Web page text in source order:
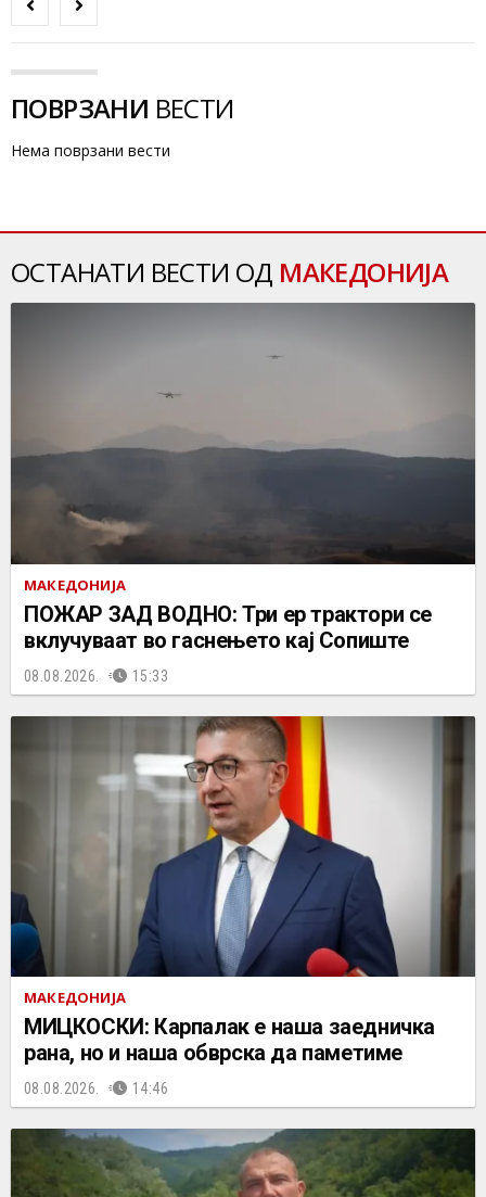
ПОВРЗАНИ ВЕСТИ
Нема поврзани вести
ОСТАНАТИ ВЕСТИ ОД МАКЕДОНИЈА
МАКЕДОНИЈА
ПОЖАР ЗАД ВОДНО: Три ер трактори се
вклучуваат во гаснењето кај Сопиште
08.08.2026. 15:33
МАКЕДОНИЈА
МИЦКОСКИ: Карпалак е наша заедничка
рана, но и наша обврска да паметиме
08.08.2026. 14:46